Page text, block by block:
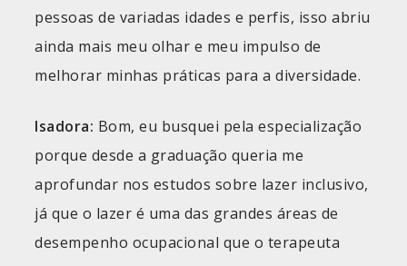
pessoas de variadas idades e perfis, isso abriu
ainda mais meu olhar e meu impulso de
melhorar minhas práticas para a diversidade.
Isadora: Bom, eu busquei pela especialização
porque desde a graduação queria me
aprofundar nos estudos sobre lazer inclusivo,
já que o lazer é uma das grandes áreas de
desempenho ocupacional que o terapeuta